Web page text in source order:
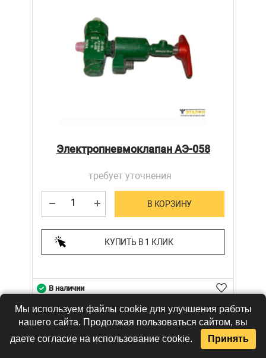
Электропневмоклапан АЭ-058
требует уточнения
В КОРЗИНУ
КУПИТЬ В 1 КЛИК
В наличии
Мы используем файлы cookie для улучшения работы
нашего сайта. Продолжая пользоваться сайтом, вы
даете согласие на использование cookie.
Принять